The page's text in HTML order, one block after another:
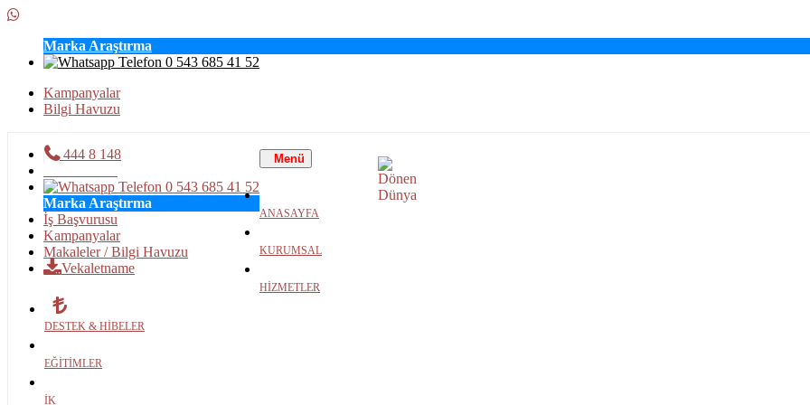
Marka Araştırma
0 543 685 41 52
Kampanyalar
Bilgi Havuzu
444 8 148
0 543 685 41 52
Marka Araştırma
İş Başvurusu
Kampanyalar
Makaleler / Bilgi Havuzu
Vekaletname
Toggle
navigation
Menü
ANASAYFA
KURUMSAL
HİZMETLER
DESTEK & HİBELER
EĞİTİMLER
İK